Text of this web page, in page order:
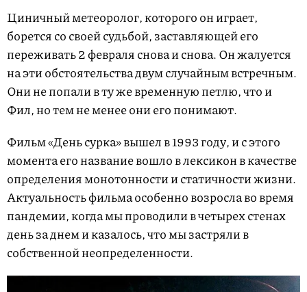
Циничный метеоролог, которого он играет,
борется со своей судьбой, заставляющей его
переживать 2 февраля снова и снова. Он жалуется
на эти обстоятельства двум случайным встречным.
Они не попали в ту же временную петлю, что и
Фил, но тем не менее они его понимают.
Фильм «День сурка» вышел в 1993 году, и с этого
момента его название вошло в лексикон в качестве
определения монотонности и статичности жизни.
Актуальность фильма особенно возросла во время
пандемии, когда мы проводили в четырех стенах
день за днем и казалось, что мы застряли в
собственной неопределенности.